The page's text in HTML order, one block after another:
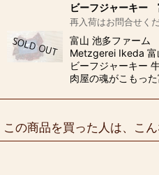
ビーフジャーキー
再入荷はお問合せく
富山 池多ファーム
Metzgerei Ikeda 富
ビーフジャーキー
肉屋の魂がこもっ
この商品を買った人は、こ